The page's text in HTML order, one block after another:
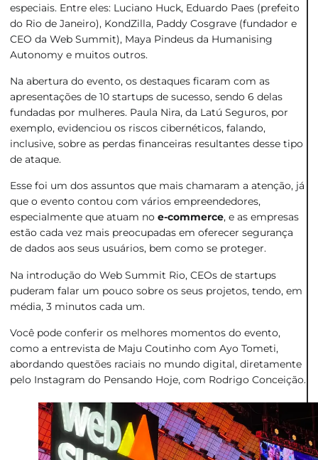
especiais. Entre eles: Luciano Huck, Eduardo Paes (prefeito
do Rio de Janeiro), KondZilla, Paddy Cosgrave (fundador e
CEO da Web Summit), Maya Pindeus da Humanising
Autonomy e muitos outros.
Na abertura do evento, os destaques ficaram com as
apresentações de 10 startups de sucesso, sendo 6 delas
fundadas por mulheres. Paula Nira, da Latú Seguros, por
exemplo, evidenciou os riscos cibernéticos, falando,
inclusive, sobre as perdas financeiras resultantes desse tipo
de ataque.
Esse foi um dos assuntos que mais chamaram a atenção, já
que o evento contou com vários empreendedores,
especialmente que atuam no e-commerce, e as empresas
estão cada vez mais preocupadas em oferecer segurança
de dados aos seus usuários, bem como se proteger.
Na introdução do Web Summit Rio, CEOs de startups
puderam falar um pouco sobre os seus projetos, tendo, em
média, 3 minutos cada um.
Você pode conferir os melhores momentos do evento,
como a entrevista de Maju Coutinho com Ayo Tometi,
abordando questões raciais no mundo digital, diretamente
pelo Instagram do Pensando Hoje, com Rodrigo Conceição.